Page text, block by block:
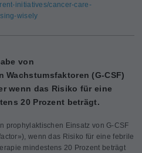
initiatives/cancer-care-
wisely
von
(G-CSF)
wenn das Risiko für eine
20 Prozent beträgt.
prophylaktischen Einsatz von G-CSF
wenn das Risiko für eine febrile
mindestens 20 Prozent beträgt